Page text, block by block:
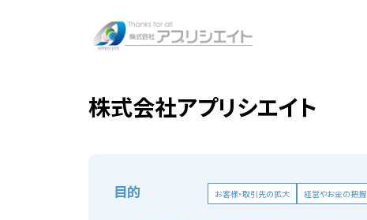
株式会社アプリシエイト
目的 お客様・取引先の拡大 経営やお金の把握